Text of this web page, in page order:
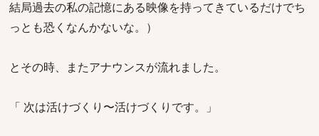
結局過去の私の記憶にある映像を持ってきているだけでち
っとも恐くなんかないな。）
とその時、またアナウンスが流れました。
「 次は活けづくり〜活けづくりです。」